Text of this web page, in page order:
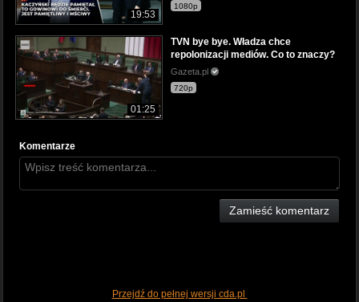
19:53
1080p
01:25
TVN bye bye. Władza chce
repolonizacji mediów. Co to znaczy?
Gazeta.pl
720p
Komentarze
Zamieść komentarz
Przejdź do pełnej wersji cda.pl